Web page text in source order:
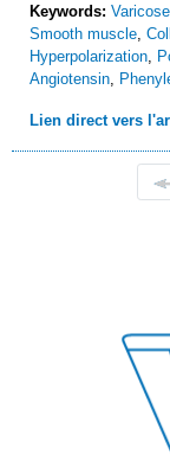
Keywords:
Smooth muscle
Hyperpolarization
Angiotensin
Lien direct vers